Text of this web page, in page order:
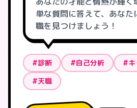
単な質問に答えて、あなた
職を見つけましょう！
#診断 #自己分析 #キ
#天職